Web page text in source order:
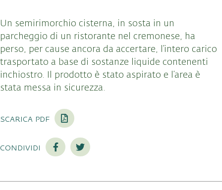
Un semirimorchio cisterna, in sosta in un
parcheggio di un ristorante nel cremonese, ha
perso, per cause ancora da accertare, l’intero carico
trasportato a base di sostanze liquide contenenti
inchiostro. Il prodotto è stato aspirato e l’area è
stata messa in sicurezza.
scarica pdf
condividi